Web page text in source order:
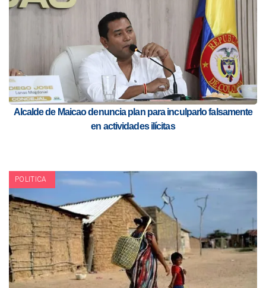
Alcalde de Maicao denuncia plan para inculparlo falsamente
en actividades ilícitas
POLITICA